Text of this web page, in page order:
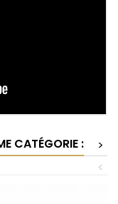
CATÉGORIE :
>
<